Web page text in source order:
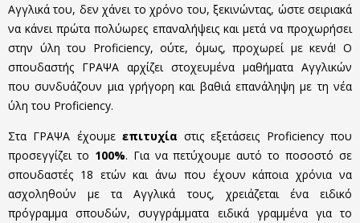
Αγγλικά του, δεν χάνει το χρόνο του, ξεκινώντας, ώστε σειριακά
να κάνει πρώτα πολύωρες επαναλήψεις και μετά να προχωρήσει
στην ύλη του Proficiency, ούτε, όμως, προχωρεί με κενά! Ο
σπουδαστής ΓΡΑΨΑ αρχίζει στοχευμένα μαθήματα Αγγλικών
που συνδυάζουν μια γρήγορη και βαθιά επανάληψη με τη νέα
ύλη του Proficiency.
Στα ΓΡΑΨΑ έχουμε επιτυχία στις εξετάσεις Proficiency που
προσεγγίζει το 100%. Για να πετύχουμε αυτό το ποσοστό σε
σπουδαστές 18 ετών και άνω που έχουν κάποια χρόνια να
ασχοληθούν με τα Αγγλικά τους, χρειάζεται ένα ειδικό
πρόγραμμα σπουδών, συγγράμματα ειδικά γραμμένα για το